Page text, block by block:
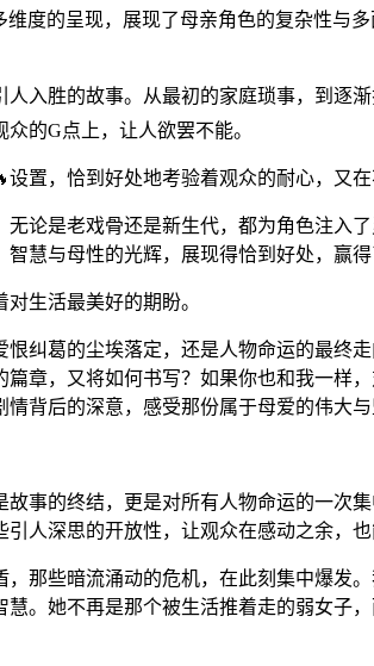
度的呈现，展现了母亲角色的复杂性与
人入胜的故事。从最初的家庭琐事，到
的G点上，让人欲罢不能。
置，恰到好处地考验着观众的耐心，又在
论是老戏骨还是新生代，都为角色注入
慧与母性的光辉，展现得恰到好处，赢得
生活最美好的期盼。
纠葛的尘埃落定，还是人物命运的最终
章，又将如何书写？如果你也和我一样
背后的深意，感受那份属于母爱的伟大
事的终结，更是对所有人物命运的一次
人深思的开放性，让观众在感动之余，也
那些暗流涌动的危机，在此刻集中爆发
。她不再是那个被生活推着走的弱女子